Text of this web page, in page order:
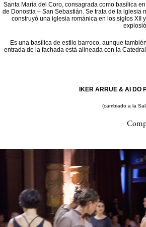
Santa María del Coro, consagrada como basílica
de Donostia – San Sebastián. Se trata de la iglesia
construyó una iglesia románica en los siglos XII
Es una basílica de estilo barroco, aunque
entrada de la fachada está alineada con la
IKER ARRUE & AI DO
(cambiado a la